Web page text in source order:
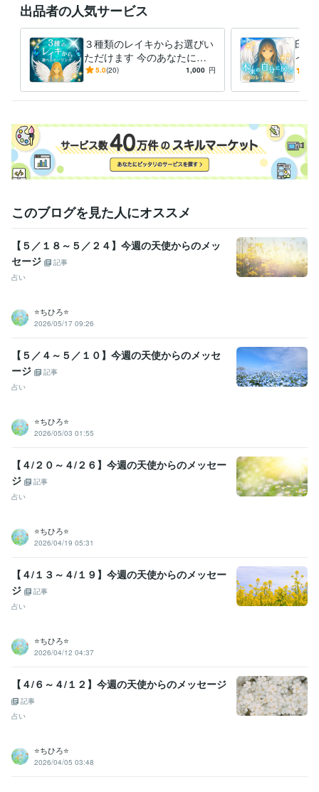
得意分野
占い レイキヒーリング
占い エンジェルカードリーディング
出品者の人気サービス
３種類のレイキからお選びい
ただけます 今のあなたにぴ
ったりの癒しをお届けします
5.0(20) 1,000 円
臼井
イキ
アル
このブログを見た人にオススメ
【５／１８～５／２４】今週の天使からのメッ
セージ
記事
占い
⭐️ちひろ⭐️
2026/05/17 09:26
【５／４～５／１０】今週の天使からのメッセ
ージ
記事
占い
⭐️ちひろ⭐️
2026/05/03 01:55
【４/２０～４/２６】今週の天使からのメッセー
ジ
記事
占い
⭐️ちひろ⭐️
2026/04/19 05:31
【４/１３～４/１９】今週の天使からのメッセー
ジ
記事
占い
⭐️ちひろ⭐️
2026/04/12 04:37
【４/６～４/１２】今週の天使からのメッセージ
記事
占い
⭐️ちひろ⭐️
2026/04/05 03:48